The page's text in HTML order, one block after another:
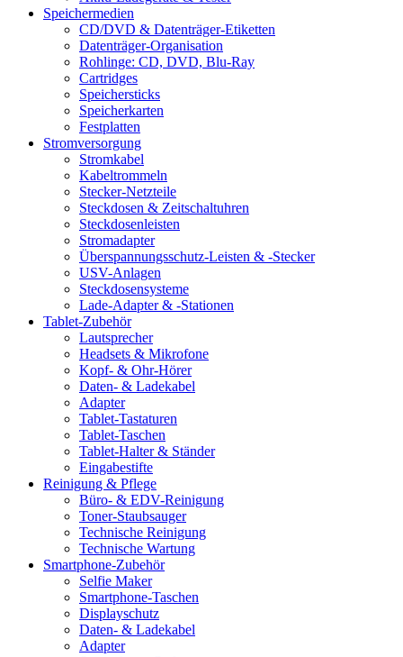
Speichermedien
CD/DVD & Datenträger-Etiketten
Datenträger-Organisation
Rohlinge: CD, DVD, Blu-Ray
Cartridges
Speichersticks
Speicherkarten
Festplatten
Stromversorgung
Stromkabel
Kabeltrommeln
Stecker-Netzteile
Steckdosen & Zeitschaltuhren
Steckdosenleisten
Stromadapter
Überspannungsschutz-Leisten & -Stecker
USV-Anlagen
Steckdosensysteme
Lade-Adapter & -Stationen
Tablet-Zubehör
Lautsprecher
Headsets & Mikrofone
Kopf- & Ohr-Hörer
Daten- & Ladekabel
Adapter
Tablet-Tastaturen
Tablet-Taschen
Tablet-Halter & Ständer
Eingabestifte
Reinigung & Pflege
Büro- & EDV-Reinigung
Toner-Staubsauger
Technische Reinigung
Technische Wartung
Smartphone-Zubehör
Selfie Maker
Smartphone-Taschen
Displayschutz
Daten- & Ladekabel
Adapter